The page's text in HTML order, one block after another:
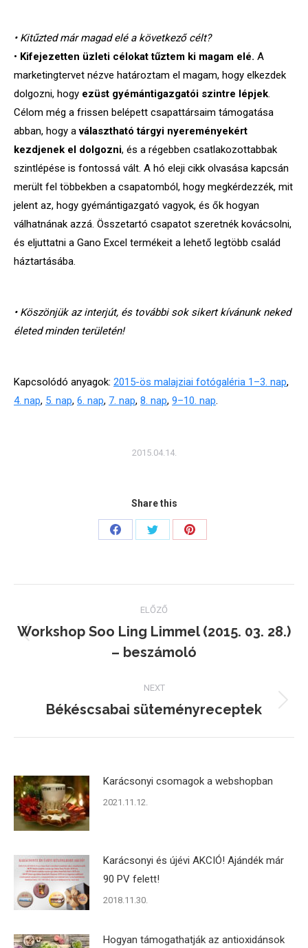
• Kitűzted már magad elé a következő célt?
• Kifejezetten üzleti célokat tűztem ki magam elé. A
marketingtervet nézve határoztam el magam, hogy elkezdek
dolgozni, hogy ezüst gyémántigazgatói szintre lépjek.
Célom még a frissen belépett csapattársaim támogatása
abban, hogy aválasztható tárgyi nyereményekért
kezdjenek el dolgozni, és a régebben csatlakozottabbak
szintlépése is fontossá vált. A hó eleji cikk olvasása kapcsán
merült fel többekben a csapatomból, hogy megkérdezzék, mit
jelent az, hogy gyémántigazgató vagyok, és ők hogyan
válhatnának azzá. Összetartó csapatot szeretnék kovácsolni,
és eljuttatni a Gano Excel termékeit a lehető legtöbb család
háztartásába.
• Köszönjük az interjút, és további sok sikert kívánunk neked
életed minden területén!
Kapcsolódó anyagok: 2015-ös malajziai fotógaléria 1–3. nap,
4. nap, 5. nap, 6. nap, 7. nap, 8. nap, 9–10. nap.
2015.04.14.
Share this
Share
Share
Share
navigation
ELŐZŐ
Previous
post:
Workshop Soo Ling Limmel (2015. 03. 28.)
– beszámoló
NEXT
Next
Békéscsabai süteményreceptek
Karácsonyi csomagok a webshopban
2021.11.12.
Karácsonyi és újévi AKCIÓ! Ajándék már
90 PV felett!
2018.11.30.
Hogyan támogathatják az antioxidánsok